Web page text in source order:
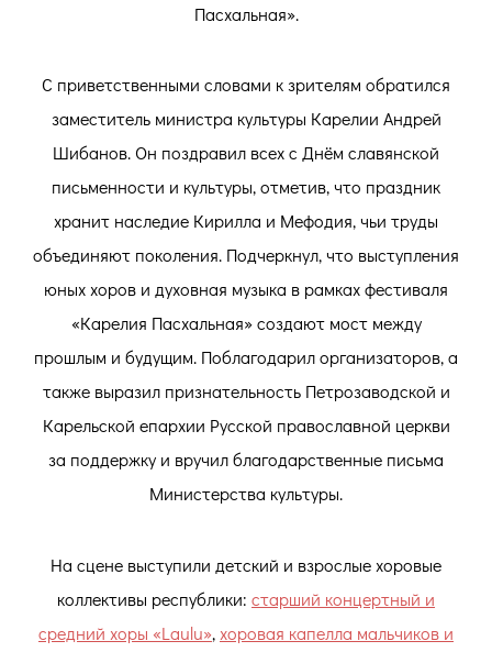
Пасхальная».
С приветственными словами к зрителям обратился
заместитель министра культуры Карелии Андрей
Шибанов. Он поздравил всех с Днём славянской
письменности и культуры, отметив, что праздник
хранит наследие Кирилла и Мефодия, чьи труды
объединяют поколения. Подчеркнул, что выступления
юных хоров и духовная музыка в рамках фестиваля
«Карелия Пасхальная» создают мост между
прошлым и будущим. Поблагодарил организаторов, а
также выразил признательность Петрозаводской и
Карельской епархии Русской православной церкви
за поддержку и вручил благодарственные письма
Министерства культуры.
На сцене выступили детский и взрослые хоровые
коллективы республики: старший концертный и
средний хоры «Laulu», хоровая капелла мальчиков и